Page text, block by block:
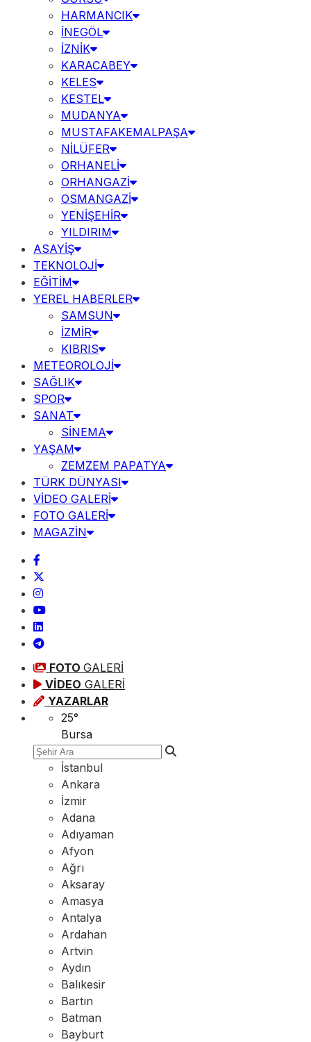
HARMANCIK
İNEGÖL
İZNİK
KARACABEY
KELES
KESTEL
MUDANYA
MUSTAFAKEMALPAŞA
NİLÜFER
ORHANELİ
ORHANGAZİ
OSMANGAZİ
YENİŞEHİR
YILDIRIM
ASAYİŞ
TEKNOLOJİ
EĞİTİM
YEREL HABERLER
SAMSUN
İZMİR
KIBRIS
METEOROLOJİ
SAĞLIK
SPOR
SANAT
SİNEMA
YAŞAM
ZEMZEM PAPATYA
TÜRK DÜNYASI
VİDEO GALERİ
FOTO GALERİ
MAGAZİN
FOTO GALERİ
VİDEO GALERİ
YAZARLAR
25°
Bursa
İstanbul
Ankara
İzmir
Adana
Adıyaman
Afyon
Ağrı
Aksaray
Amasya
Antalya
Ardahan
Artvin
Aydın
Balıkesir
Bartın
Batman
Bayburt